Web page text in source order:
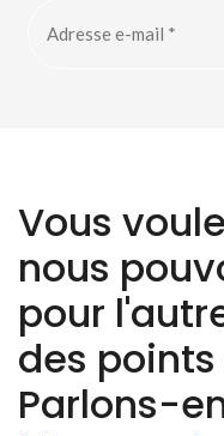
Vous
nous
pour
des
Parlons-